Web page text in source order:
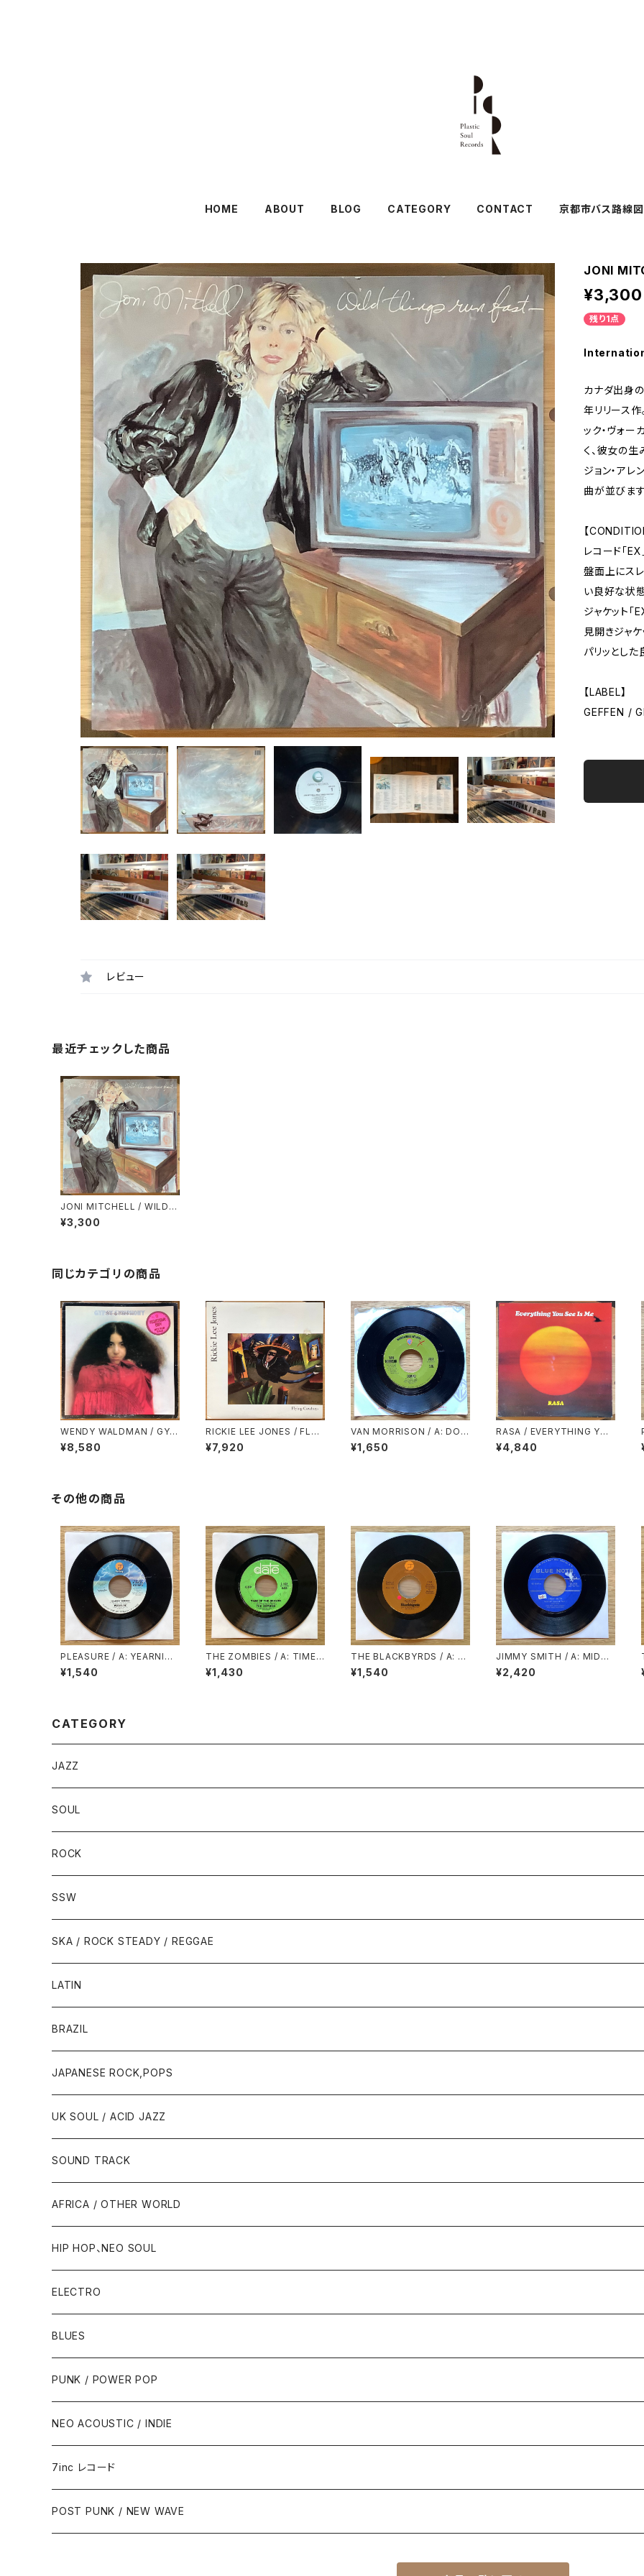
HOME ABOUT BLOG CATEGORY CONTACT 京都市バス路線図
JONI
¥3,300
残り1点
カナダ出身
年リリース
ック・ヴォ
く、彼女の
ジョン・ア
曲が並びます
【
レコード「EX
盤面上にス
い良好な状
ジャケット「
見開きジャ
パリッとした
【LABEL】
GEFFEN /
レビュー
最近チェックした商品
JONI MITCHELL / WILD T
HINGS RUN FAST
¥3,300
同じカテゴリの商品
WENDY WALDMAN / GYP
SY SYMPHONY
¥8,580
RICKIE LEE JONES / FLYI
NG COWBOYS
¥7,920
VAN MORRISON / A: DOM
INO / B: SWEET JANNIE
¥1,650
RASA / EVERYTHING YOU
SEE IS ME
¥4,840
その他の商品
PLEASURE / A: YEARNIN’
BURNIN’ (STEREO) / B: Y
EARNIN’ BURNIN’ (MON
¥1,540
THE ZOMBIES / A: TIME
OF THE SEASON / B: FRIE
NDS OF MINE
¥1,430
THE BLACKBYRDS / A: FL
YIN’ HIGH / B: ALL I ASK
¥1,540
JIMMY SMITH / A: MIDNI
GHT SPECIAL PART.1 / B:
MIDNIGHT SPECIAL PAR
¥2,420
CATEGORY
JAZZ
SOUL
ROCK
SSW
SKA / ROCK STEADY / REGGAE
LATIN
BRAZIL
JAPANESE ROCK,POPS
UK SOUL / ACID JAZZ
SOUND TRACK
AFRICA / OTHER WORLD
HIP HOP、NEO SOUL
ELECTRO
BLUES
PUNK / POWER POP
NEO ACOUSTIC / INDIE
7inc レコード
PUNK / 2TONE
POST PUNK / NEW WAVE